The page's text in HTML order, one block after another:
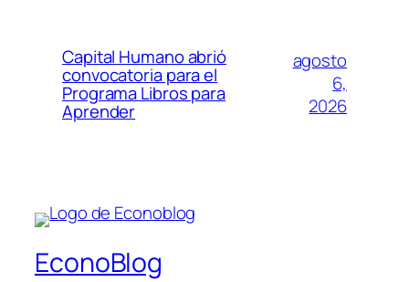
Capital Humano abrió
convocatoria para el
Programa Libros para
Aprender
agosto
6,
2026
EconoBlog